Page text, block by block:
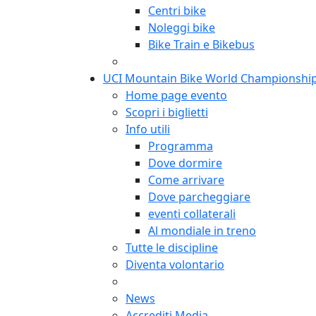
Centri bike
Noleggi bike
Bike Train e Bikebus
UCI Mountain Bike World
Home page evento
Scopri i biglietti
Info utili
Programma
Dove dormire
Come arrivare
Dove parcheggiare
eventi collaterali
Al mondiale in treno
Tutte le discipline
Diventa volontario
News